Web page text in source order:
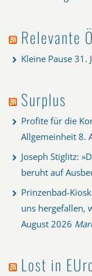
Relevante
Kleine Pause 31.
Surplus
Profite für die
Allgemeinheit 8.
Joseph Stiglitz:
beruht auf
Prinzenbad-
uns hergefallen,
August 2026
Lost in